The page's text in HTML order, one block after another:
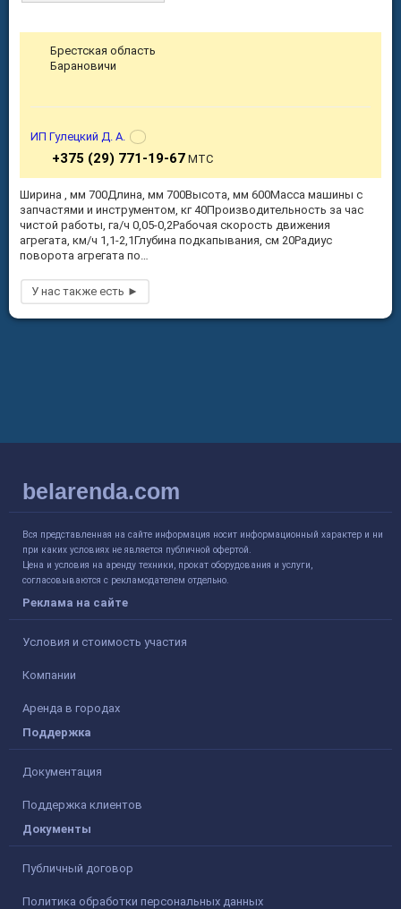
Ширина , мм 700Длина, мм 700Высота, мм 600Масса машины с
запчастями и инструментом, кг 40Производительность за час
чистой работы, га/ч 0,05-0,2Рабочая скорость движения
агрегата, км/ч 1,1-2,1Глубина подкапывания, см 20Радиус
поворота агрегата по…
Брестская область
Барановичи
ИП Гулецкий Д. А.
+375 (29) 771-19-67МТС
belarenda.com
Вся представленная на сайте информация носит информационный характер и ни
при каких условиях не является публичной офертой.
Цена и условия на аренду техники, прокат оборудования и услуги,
согласовываются с рекламодателем отдельно.
Реклама на сайте
Условия и стоимость участия
Компании
Аренда в городах
Поддержка
Документация
Поддержка клиентов
Документы
Публичный договор
Политика обработки персональных данных